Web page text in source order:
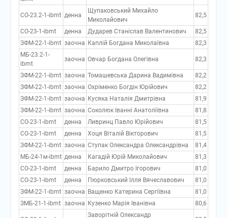
СО-23.2-1-ibmt денна
Щупаковський Михайло
Миколайович
82,5
СО-23-1-ibmt денна Дударев Станіслав Валентинович
82,5
ЗФМ-22-1-ibmt заочна Каплій Богдана Миколаївна
82,3
МБ-23.2-1-
ibmt
заочна Овчар Богдана Олегівна 82,3
ЗФМ-22-1-ibmt заочна Томашевська Дарина Вадимівна
82,2
ЗФМ-22-1-ibmt заочна Охріменко Богдін Юрійович
82,2
ЗФМ-22-1-ibmt заочна Кусяка Наталія Дмитрівна
81,9
ЗФМ-22-1-ibmt заочна Соколюк Іванні Анатоліївна
81,8
СО-23-1-ibmt
денна Ливринц Павло Юрійович
81,5
СО-23-1-ibmt
денна Хоця Віталій Вікторович
81,5
ЗФМ-22-1-ibmt заочна Ступак Олександра Олександрівна
81,4
МБ-24-1м-ibmt денна Кагадій Юрій Миколайович
81,3
СО-23-1-ibmt
денна Барило Дмитро Ігорович
81,0
СО-23-1-ibmt
денна Пюрковський Ілля Вячеславович
81,0
ЗФМ-22-1-ibmt заочна Ващенко Катерина Сергіївна
81,0
ЗМБ-21-1-ibmt заочна Кузенко Марія Іванівна 80,6
Заворітній Олександр